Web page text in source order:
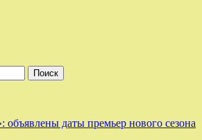
объявлены даты премьер нового сезона